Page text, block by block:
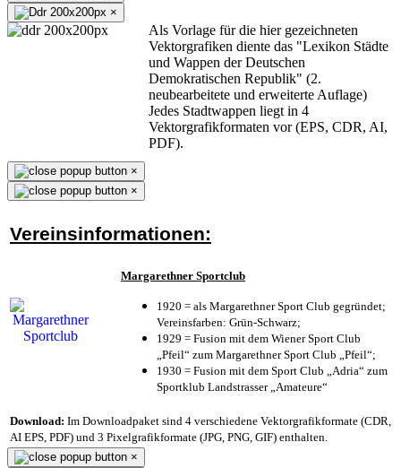
×
Als Vorlage für die hier gezeichneten
Vektorgrafiken diente das "Lexikon Städte
und Wappen der Deutschen
Demokratischen Republik" (2.
neubearbeitete und erweiterte Auflage)
Jedes Stadtwappen liegt in 4
Vektorgrafikformaten vor (EPS, CDR, AI,
PDF).
×
×
Vereinsinformationen:
Margarethner Sportclub
1920 = als Margarethner Sport Club gegründet;
Vereinsfarben: Grün-Schwarz;
1929 = Fusion mit dem Wiener Sport Club
„Pfeil“ zum Margarethner Sport Club „Pfeil“;
1930 = Fusion mit dem Sport Club „Adria“ zum
Sportklub Landstrasser „Amateure“
Download: Im Downloadpaket sind 4 verschiedene Vektorgrafikformate (CDR,
AI EPS, PDF) und 3 Pixelgrafikformate (JPG, PNG, GIF) enthalten.
×